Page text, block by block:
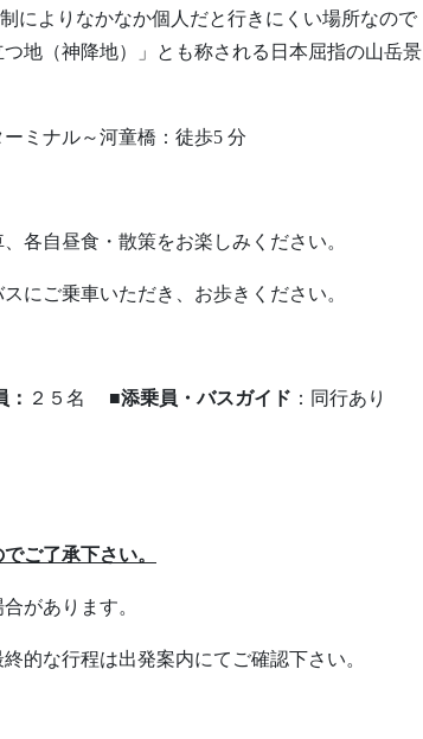
によりなかなか個人だと行きにくい場所なので
地（神降地）」とも称される日本屈指の山岳景
ミナル～河童橋：徒歩5 分
各自昼食・散策をお楽しみください。
にご乗車いただき、お歩きください。
２５名 ■添乗員・バスガイド ：同行あり
ご了承下さい。
があります。
的な行程は出発案内にてご確認下さい。